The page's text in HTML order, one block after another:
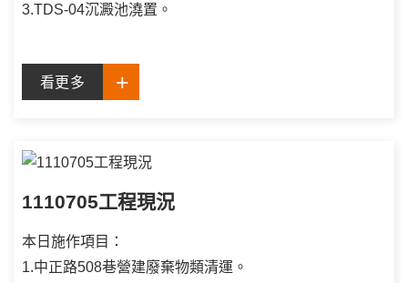
3.TDS-04沉澱池澆置。
看更多
1110705工程現況
本日施作項目：
1.中正路508巷營建廢棄物類清運。